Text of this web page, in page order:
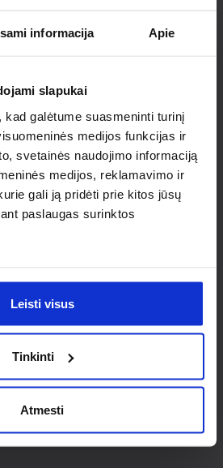
informacija Apie
slapukai
kad galėtume suasmeninti turinį
medijos funkcijas ir
svetainės naudojimo informaciją
medijos, reklamavimo ir
gali ją pridėti prie kitos jūsų
paslaugas surinktos
Leisti visus
Tinkinti
Atmesti
dėl
produkto aptarimo.